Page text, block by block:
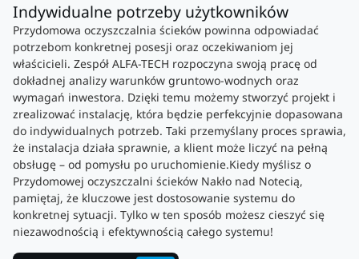
Indywidualne potrzeby użytkowników
Przydomowa oczyszczalnia ścieków powinna odpowiadać
potrzebom konkretnej posesji oraz oczekiwaniom jej
właścicieli. Zespół ALFA-TECH rozpoczyna swoją pracę od
dokładnej analizy warunków gruntowo-wodnych oraz
wymagań inwestora. Dzięki temu możemy stworzyć projekt i
zrealizować instalację, która będzie perfekcyjnie dopasowana
do indywidualnych potrzeb. Taki przemyślany proces sprawia,
że instalacja działa sprawnie, a klient może liczyć na pełną
obsługę – od pomysłu po uruchomienie.Kiedy myślisz o
Przydomowej oczyszczalni ścieków Nakło nad Notecią,
pamiętaj, że kluczowe jest dostosowanie systemu do
konkretnej sytuacji. Tylko w ten sposób możesz cieszyć się
niezawodnością i efektywnością całego systemu!